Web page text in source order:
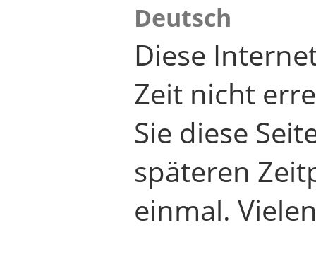
Deutsch
Diese
Zeit nicht
Sie diese
späteren
einmal.